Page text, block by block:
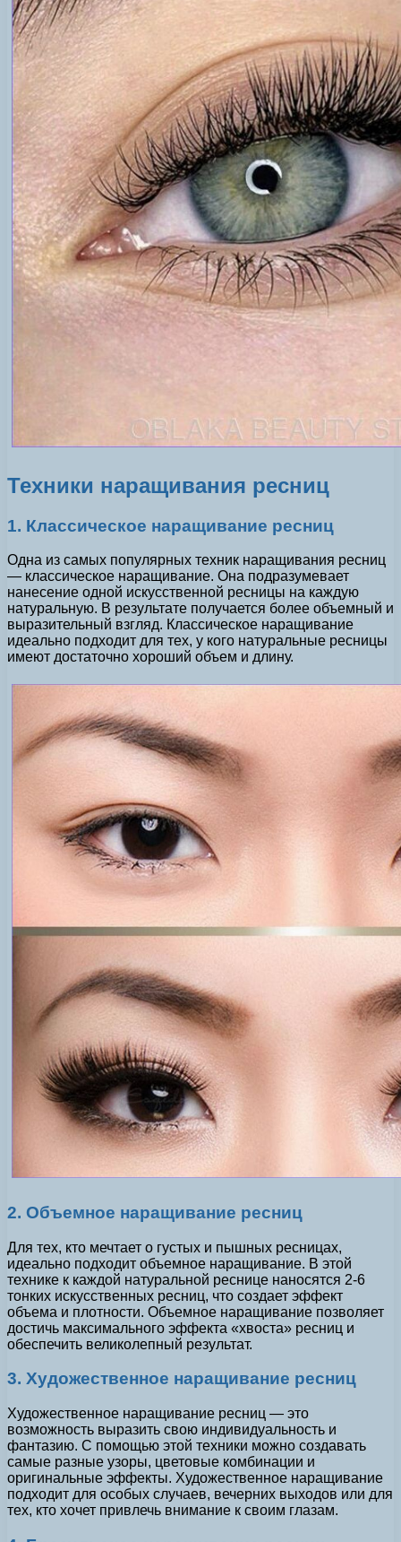
Техники наращивания ресниц
1. Классическое наращивание ресниц
Одна из самых популярных техник наращивания ресниц
— классическое наращивание. Она подразумевает
нанесение одной искусственной ресницы на каждую
натуральную. В результате получается более объемный и
выразительный взгляд. Классическое наращивание
идеально подходит для тех, у кого натуральные ресницы
имеют достаточно хороший объем и длину.
2. Объемное наращивание ресниц
Для тех, кто мечтает о густых и пышных ресницах,
идеально подходит объемное наращивание. В этой
технике к каждой натуральной реснице наносятся 2-6
тонких искусственных ресниц, что создает эффект
объема и плотности. Объемное наращивание позволяет
достичь максимального эффекта «хвоста» ресниц и
обеспечить великолепный результат.
3. Художественное наращивание ресниц
Художественное наращивание ресниц — это
возможность выразить свою индивидуальность и
фантазию. С помощью этой техники можно создавать
самые разные узоры, цветовые комбинации и
оригинальные эффекты. Художественное наращивание
подходит для особых случаев, вечерних выходов или для
тех, кто хочет привлечь внимание к своим глазам.